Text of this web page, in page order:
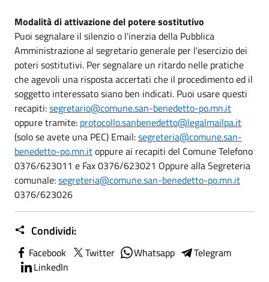
Modalità di attivazione del potere sostitutivo
Puoi segnalare il silenzio o l'inerzia della Pubblica
Amministrazione al segretario generale per l'esercizio dei
poteri sostitutivi. Per segnalare un ritardo nelle pratiche
che agevoli una risposta accertati che il procedimento ed il
soggetto interessato siano ben indicati. Puoi usare questi
recapiti:segretario@comune.san-benedetto-po.mn.it
oppure tramite: protocollo.sanbenedetto@legalmailpa.it
(solo se avete una PEC) Email:segreteria@comune.san-
benedetto-po.mn.itoppure ai recapiti del Comune Telefono
0376/623011 e Fax 0376/623021 Oppure alla Segreteria
comunale:segreteria@comune.san-benedetto-po.mn.it
0376/623026
Condividi:
Facebook Twitter Whatsapp
Telegram
LinkedIn